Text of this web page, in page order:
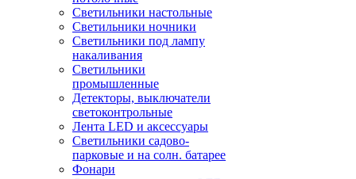
Светильники настольные
Светильники ночники
Светильники под лампу
накаливания
Светильники
промышленные
Детекторы, выключатели
светоконтрольные
Лента LED и аксессуары
Светильники садово-
парковые и на солн. батарее
Фонари